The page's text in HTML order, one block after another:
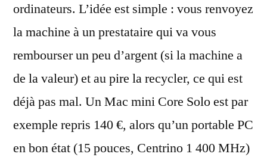
ordinateurs. L’idée est simple : vous renvoyez
la machine à un prestataire qui va vous
rembourser un peu d’argent (si la machine a
de la valeur) et au pire la recycler, ce qui est
déjà pas mal. Un Mac mini Core Solo est par
exemple repris 140 €, alors qu’un portable PC
en bon état (15 pouces, Centrino 1 400 MHz)